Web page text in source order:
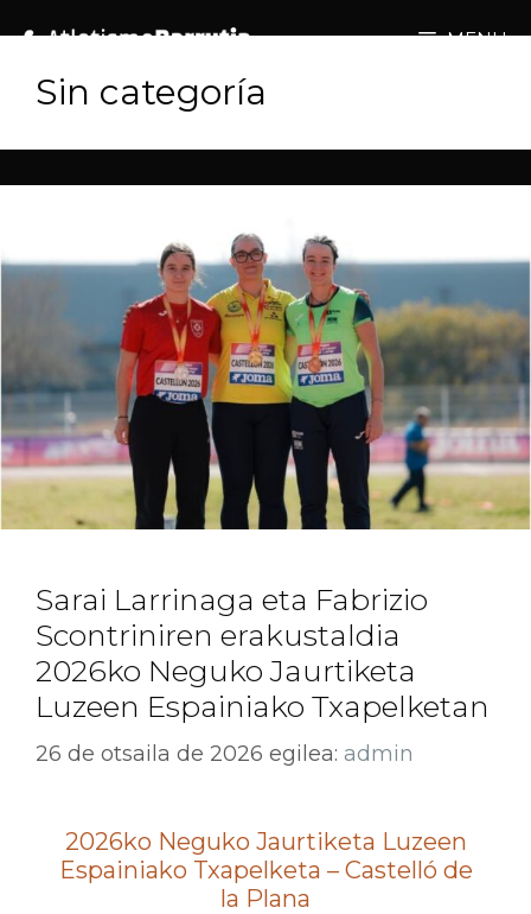
MENU
Sin categoría
Sarai Larrinaga eta Fabrizio
Scontriniren erakustaldia
2026ko Neguko Jaurtiketa
Luzeen Espainiako Txapelketan
26 de otsaila de 2026 egilea: admin
2026ko Neguko Jaurtiketa Luzeen
Espainiako Txapelketa – Castelló de
la Plana